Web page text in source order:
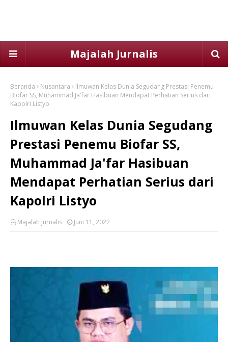
Majalah Jurnalis
Beranda Nusantara
Ilmuwan Kelas Dunia Segudang Prestasi Penemu
Biofar SS, Muhammad Ja'far Hasibuan Mendapat Perhatian Serius dari
Kapolri Listyo
Ilmuwan Kelas Dunia Segudang
Prestasi Penemu Biofar SS,
Muhammad Ja'far Hasibuan
Mendapat Perhatian Serius dari
Kapolri Listyo
Majalah Jurnalis Juni 11, 2022